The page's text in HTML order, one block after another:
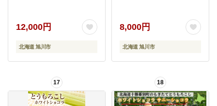
ートコーン 産地直送 バ
ーベキュー BBQ コーン
旬 お取り寄せ 旭川市 北
12,000円
北海道 旭川市
海道産 糖度 生 野菜 スイ
ートコーン 産地直送 バ
ーベキュー BBQ コーン
8,000円
北海道 旭川市
17 18